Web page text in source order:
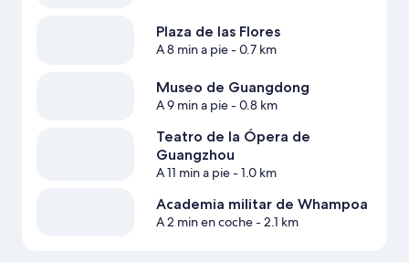
Plaza de las Flores
A 8 min a pie- 0.7 km
Museo de Guangdong
A 9 min a pie- 0.8 km
Teatro de la Ópera de
Guangzhou
A 11 min a pie- 1.0 km
Academia militar de Whampoa
A 2 min en coche- 2.1 km